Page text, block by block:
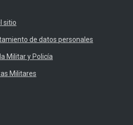
sitio
de datos personales
Militar y Policía
Militares